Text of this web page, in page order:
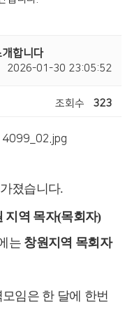
합니다
2026-01-30 23:05:52
조회수 323
졌습니다.
지역 목자(목회자)
는 창원지역 목회자
모임은 한 달에 한번